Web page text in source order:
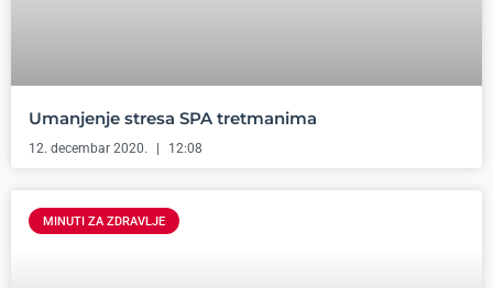
Umanjenje stresa SPA tretmanima
12. decembar 2020. 12:08
MINUTI ZA ZDRAVLJE